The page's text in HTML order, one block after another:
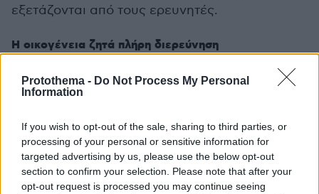
Protothema - Do Not Process My Personal
Information
If you wish to opt-out of the sale, sharing to third parties, or
processing of your personal or sensitive information for
targeted advertising by us, please use the below opt-out
section to confirm your selection. Please note that after your
opt-out request is processed you may continue seeing
εξετάζονται από τους ερευνητές.
Η οικογένεια ζητά πλήρη διερεύνηση
Η ξαδέλφη του θύματος, Άννα Δασκαλάκη,
μίλησε για την ανάγκη να αποκαλυφθεί όλη η
του.
Όπως ανέφερε, η οικογένεια δεν επιθυμεί να
αποδώσει ευθύνες χωρίς αποδείξεις και